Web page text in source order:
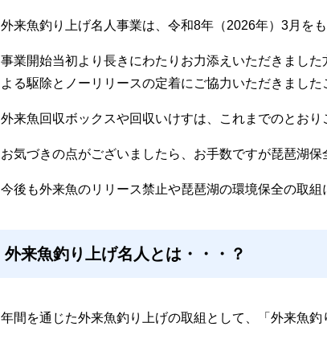
外来魚釣り上げ名人事業は、令和8年（2026年）3月をも
事業開始当初より長きにわたりお力添えいただきまし
よる駆除とノーリリースの定着にご協力いただきました
外来魚回収ボックスや回収いけすは、これまでのとおり
お気づきの点がございましたら、お手数ですが琵琶湖保
今後も外来魚のリリース禁止や琵琶湖の環境保全の取組
外来魚釣り上げ名人とは・・・？
年間を通じた外来魚釣り上げの取組として、 「外来魚